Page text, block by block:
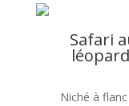
Safari
Niché à